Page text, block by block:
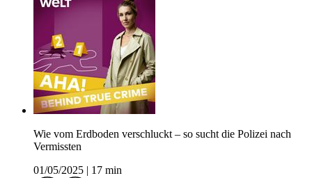
Wie vom Erdboden verschluckt – so sucht die Polizei nach
Vermissten
01/05/2025
17 min